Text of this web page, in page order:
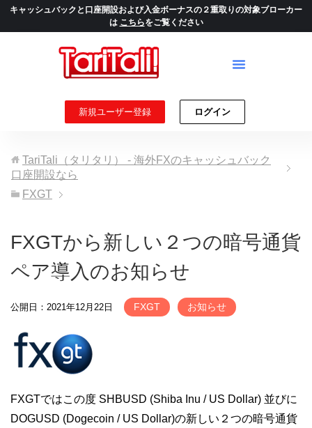
キャッシュバックと口座開設および入金ボーナスの２重取りの対象ブローカー
は こちらをご覧ください
新規ユーザー登録 ログイン
TariTali（タリタリ） - 海外FXのキャッシュバック
口座開設なら
FXGT
FXGTから新しい２つの暗号通貨
ペア導入のお知らせ
公開日：2021年12月22日 FXGT お知らせ
FXGTではこの度 SHBUSD (Shiba Inu / US Dollar) 並びに
DOGUSD (Dogecoin / US Dollar)の新しい２つの暗号通貨